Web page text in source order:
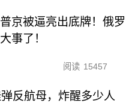
京被逼亮出底牌！俄罗
事了！
阅读 15457
反航母，炸醒多少人